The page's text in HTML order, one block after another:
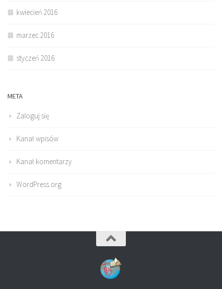
kwiecień 2016
marzec 2016
styczeń 2016
META
Zaloguj się
Kanał wpisów
Kanał komentarzy
WordPress.org